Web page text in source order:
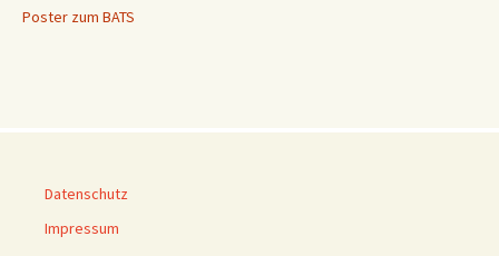
Poster zum BATS
Datenschutz
Impressum